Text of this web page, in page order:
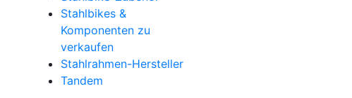
Stahlbikes &
Komponenten zu
verkaufen
Stahlrahmen-Hersteller
Tandem